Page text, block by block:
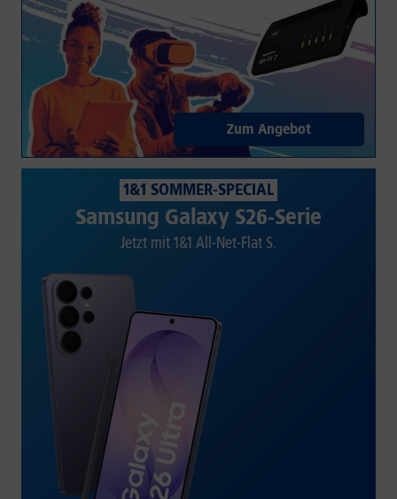
Zum Angebot
1&1 SOMMER-SPECIAL
Samsung Galaxy S26-Serie
Jetzt mit 1&1 All-Net-Flat S.